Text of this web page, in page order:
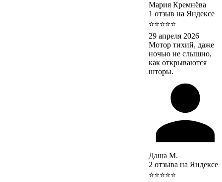
Мария Кремнёва
1 отзыв на Яндексе
⭐⭐⭐⭐⭐
29 апреля 2026
Мотор тихий, даже
ночью не слышно,
как открываются
шторы.
Даша М.
2 отзыва на Яндексе
⭐⭐⭐⭐⭐